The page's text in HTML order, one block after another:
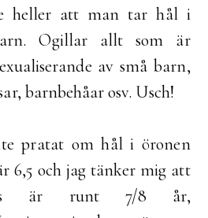
heller att man tar hål i
Ogillar allt som är
av små barn,
barnbehåar osv. Usch!
pratat om hål i öronen
6,5 och jag tänker mig att
är runt 7/8 år,